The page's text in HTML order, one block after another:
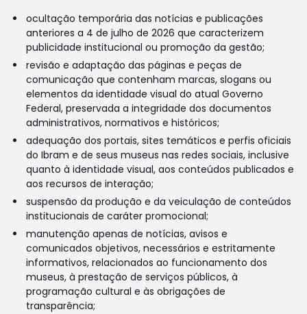
ocultação temporária das notícias e publicações
anteriores a 4 de julho de 2026 que caracterizem
publicidade institucional ou promoção da gestão;
revisão e adaptação das páginas e peças de
comunicação que contenham marcas, slogans ou
elementos da identidade visual do atual Governo
Federal, preservada a integridade dos documentos
administrativos, normativos e históricos;
adequação dos portais, sites temáticos e perfis oficiais
do Ibram e de seus museus nas redes sociais, inclusive
quanto à identidade visual, aos conteúdos publicados e
aos recursos de interação;
suspensão da produção e da veiculação de conteúdos
institucionais de caráter promocional;
manutenção apenas de notícias, avisos e
comunicados objetivos, necessários e estritamente
informativos, relacionados ao funcionamento dos
museus, à prestação de serviços públicos, à
programação cultural e às obrigações de
transparência;